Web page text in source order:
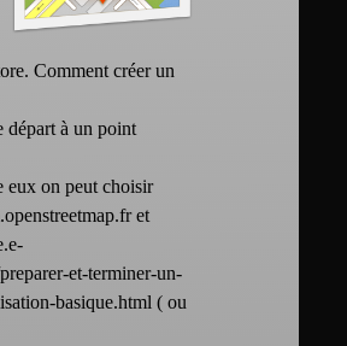
Comment créer un
départ à un point
eux on peut choisir
et
et-terminer-un-
basique.html ( ou